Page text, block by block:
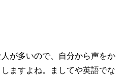
が多いので、自分から声をか
ますよね。ましてや英語でな